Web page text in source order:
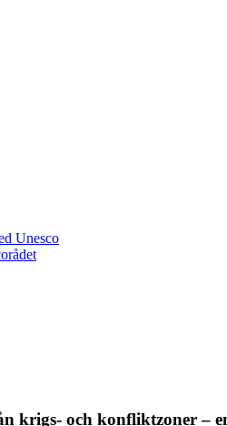
Unesco
krigs- och konfliktzoner –